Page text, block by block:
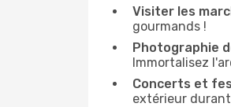
Visiter les
gourmands !
Photographie
Immortalisez
Concerts et
extérieur